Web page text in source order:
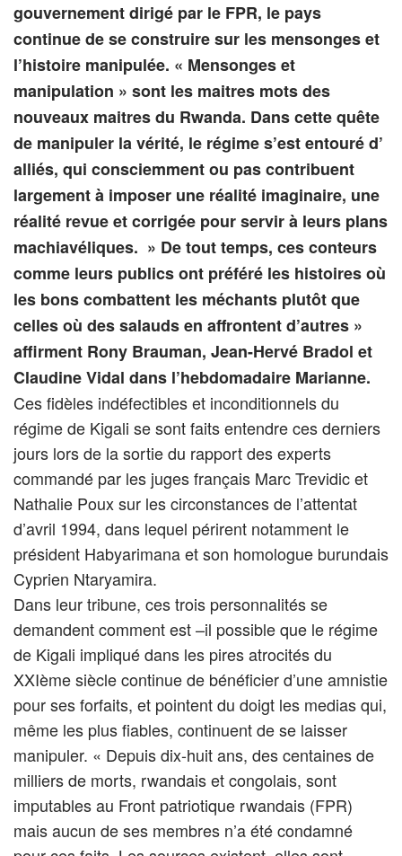
gouvernement dirigé par le FPR, le pays
continue de se construire sur les mensonges et
l’histoire manipulée. « Mensonges et
manipulation » sont les maitres mots des
nouveaux maitres du Rwanda. Dans cette quête
de manipuler la vérité, le régime s’est entouré d’
alliés, qui consciemment ou pas contribuent
largement à imposer une réalité imaginaire, une
réalité revue et corrigée pour servir à leurs plans
machiavéliques. » De tout temps, ces conteurs
comme leurs publics ont préféré les histoires où
les bons combattent les méchants plutôt que
celles où des salauds en affrontent d’autres »
affirment Rony Brauman, Jean-Hervé Bradol et
Claudine Vidal dans l’hebdomadaire Marianne.
Ces fidèles indéfectibles et inconditionnels du
régime de Kigali se sont faits entendre ces derniers
jours lors de la sortie du rapport des experts
commandé par les juges français Marc Trevidic et
Nathalie Poux sur les circonstances de l’attentat
d’avril 1994, dans lequel périrent notamment le
président Habyarimana et son homologue burundais
Cyprien Ntaryamira.
Dans leur tribune, ces trois personnalités se
demandent comment est –il possible que le régime
de Kigali impliqué dans les pires atrocités du
XXIème siècle continue de bénéficier d’une amnistie
pour ses forfaits, et pointent du doigt les medias qui,
même les plus fiables, continuent de se laisser
manipuler. « Depuis dix-huit ans, des centaines de
milliers de morts, rwandais et congolais, sont
imputables au Front patriotique rwandais (FPR)
mais aucun de ses membres n’a été condamné